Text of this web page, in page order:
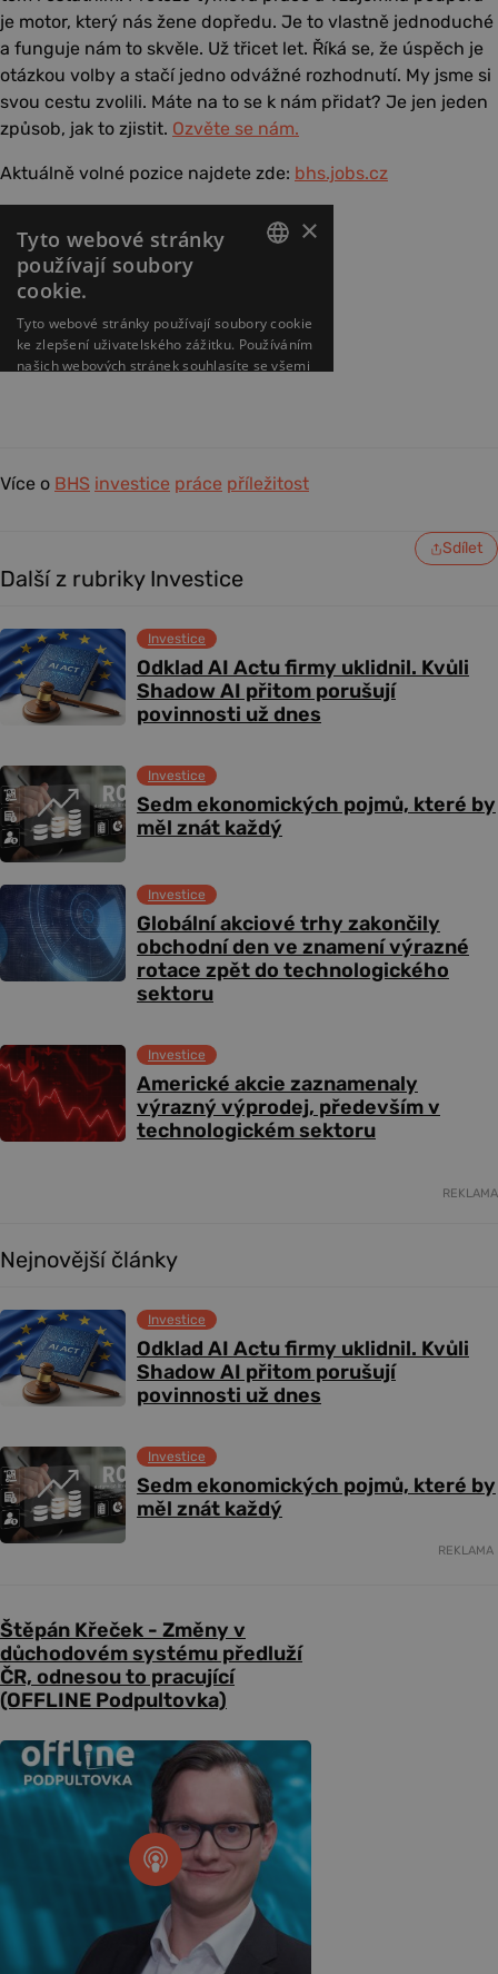
je motor, který nás žene dopředu. Je to vlastně jednoduché
a funguje nám to skvěle. Už třicet let. Říká se, že úspěch je
otázkou volby a stačí jedno odvážné rozhodnutí. My jsme si
svou cestu zvolili. Máte na to se k nám přidat? Je jen jeden
způsob, jak to zjistit. Ozvěte se nám.
Aktuálně volné pozice najdete zde: bhs.jobs.cz
Více o BHS investice práce příležitost
Sdílet
Další z rubriky Investice
Odklad AI Actu firmy uklidnil. Kvůli
Shadow AI přitom porušují
povinnosti už dnes
Investice
Sedm ekonomických pojmů, které by
měl znát každý
Investice
Globální akciové trhy zakončily
obchodní den ve znamení výrazné
rotace zpět do technologického
sektoru
Investice
Americké akcie zaznamenaly
výrazný výprodej, především v
technologickém sektoru
Investice
REKLAMA
Nejnovější články
Odklad AI Actu firmy uklidnil. Kvůli
Shadow AI přitom porušují
povinnosti už dnes
Investice
Sedm ekonomických pojmů, které by
měl znát každý
Investice
REKLAMA
Štěpán Křeček - Změny v
důchodovém systému předluží
ČR, odnesou to pracující
(OFFLINE Podpultovka)